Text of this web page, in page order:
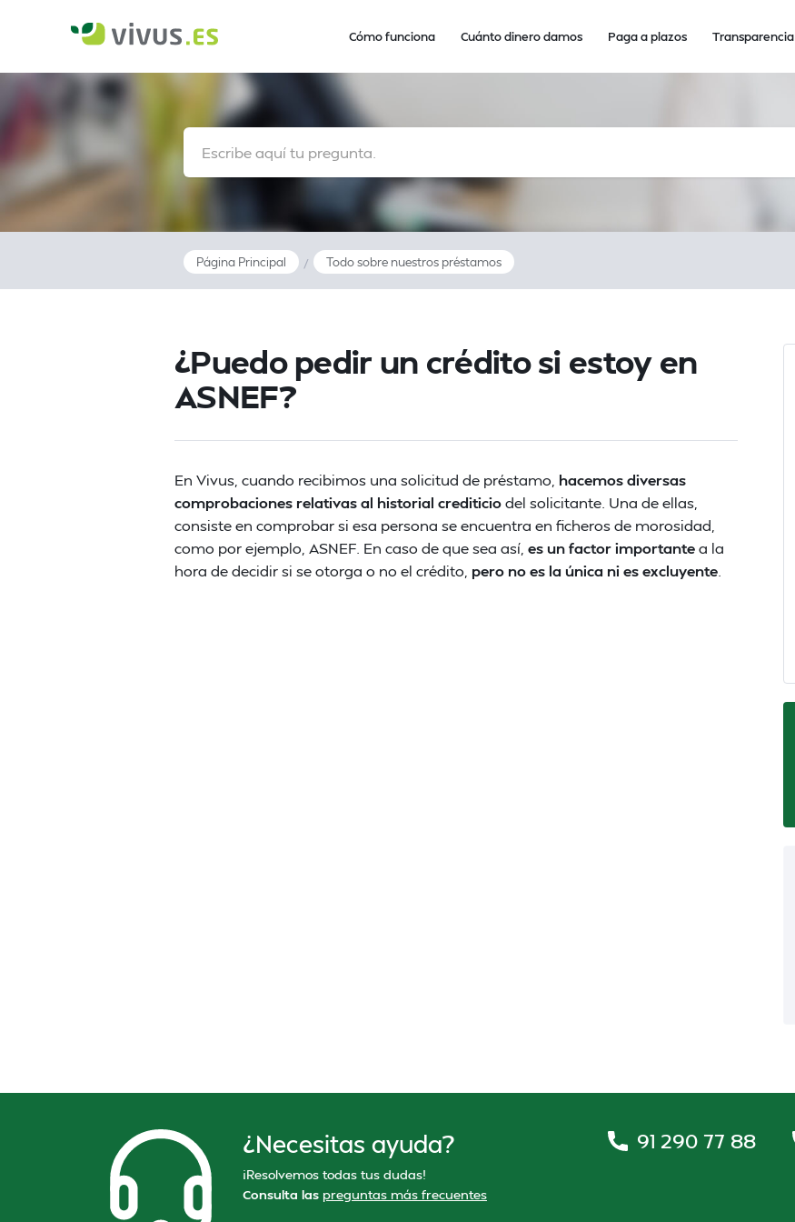
Cómo funciona Cuánto dinero damos Paga a plazos Transparencia
Página Principal / Todo sobre nuestros préstamos
¿Puedo pedir un crédito si estoy en
ASNEF?
En Vivus, cuando recibimos una solicitud de préstamo, hacemos diversas
comprobaciones relativas al historial crediticiodel solicitante. Una de ellas,
consiste en comprobar si esa persona se encuentra en ficheros de morosidad,
como por ejemplo, ASNEF. En caso de que sea así, es un factor importantea la
hora de decidir si se otorga o no el crédito, pero no es la única ni es excluyente
¿Necesitas ayuda?
¡Resolvemos todas tus dudas!
Consulta las preguntas más frecuentes
91 290 77 88